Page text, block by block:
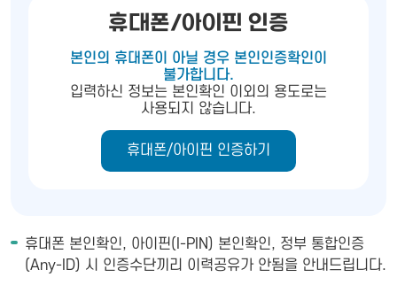
휴대폰/아이핀 인증
본인의 휴대폰이 아닐 경우 본인인증확인이
불가합니다.
입력하신 정보는 본인확인 이외의 용도로는
사용되지 않습니다.
휴대폰/아이핀 인증하기
휴대폰 본인확인, 아이핀(I-PIN) 본인확인, 정부 통합인증
(Any-ID) 시 인증수단끼리 이력공유가 안됨을 안내드립니다.